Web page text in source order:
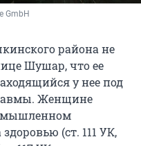
GmbH
района не
Шушар, что ее
у нее под
Женщине
(ст. 111 УК,